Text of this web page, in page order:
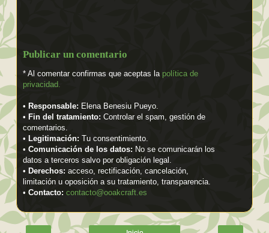
Publicar un comentario
* Al comentar confirmas que aceptas la política de
privacidad.
• Responsable: Elena Benesiu Pueyo.
• Fin del tratamiento: Controlar el spam, gestión de
comentarios.
• Legitimación: Tu consentimiento.
• Comunicación de los datos: No se comunicarán los
datos a terceros salvo por obligación legal.
• Derechos: acceso, rectificación, cancelación,
limitación u oposición a su tratamiento, transparencia.
• Contacto: contacto@ooakcraft.es